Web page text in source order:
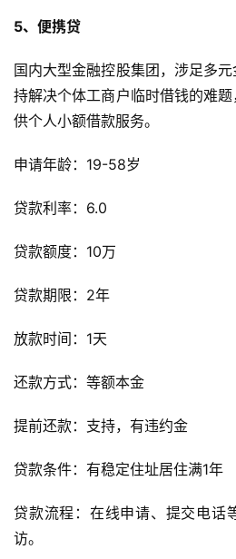
5、便携贷
国内大型金融控股集团，涉足多
持解决个体工商户临时借钱的难
供个人小额借款服务。
申请年龄：19-58岁
贷款利率：6.0
贷款额度：10万
贷款期限：2年
放款时间：1天
还款方式：等额本金
提前还款：支持，有违约金
贷款条件：有稳定住址居住满1年
贷款流程：在线申请、提交电话
访。